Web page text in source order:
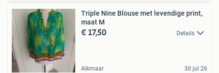
Triple Nine Blouse met levendige print,
maat M
€ 17,50 Details
Alkmaar 30 jul 26